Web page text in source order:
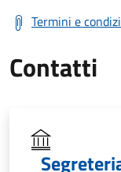
Termini e
Contatti